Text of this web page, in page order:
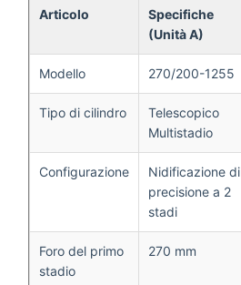
Articolo
Specifiche
(Unità A)
Modello 270/200-1255
Tipo di cilindro
Telescopico
Multistadio
Configurazione
Nidificazione di
precisione a 2
stadi
Foro del primo
stadio
270 mm